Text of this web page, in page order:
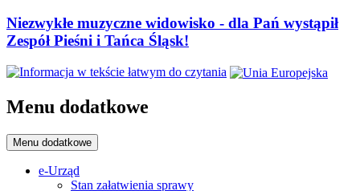
Niezwykłe muzyczne widowisko - dla Pań wystąpił
Zespół Pieśni i Tańca Śląsk!
Menu dodatkowe
Menu dodatkowe
e-Urząd
Stan załatwienia sprawy